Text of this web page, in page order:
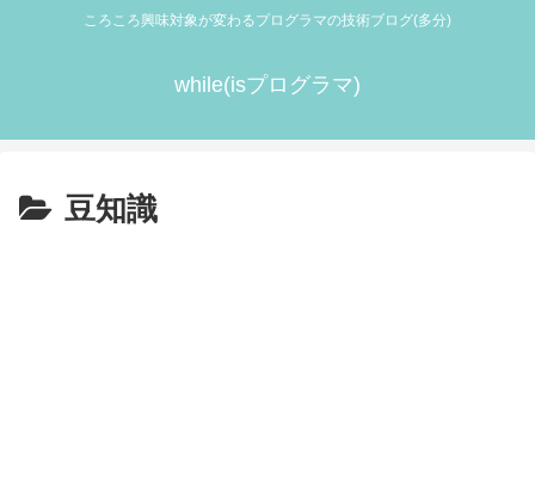
ころころ興味対象が変わるプログラマの技術ブログ(多分)
while(isプログラマ)
豆知識